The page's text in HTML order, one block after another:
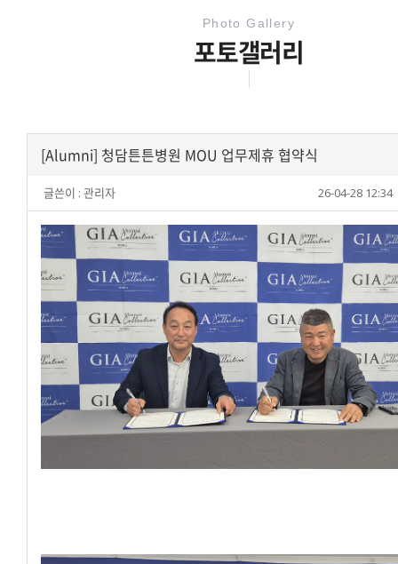
Photo Gallery
포토갤러리
[Alumni] 청담튼튼병원 MOU 업무제휴 협약식
글쓴이 : 관리자 26-04-28 12:34